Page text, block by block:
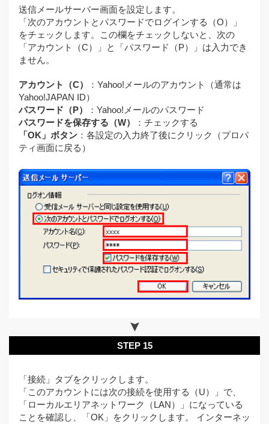
送信メールサーバー画面を設定します。
「次のアカウントとパスワードでログインする（O）」
をチェックします。この欄をチェックしないと、次の
「アカウント（C）」と「パスワード（P）」は入力でき
ません。
アカウント（C）
：Yahoo!メールのアカウント（通常は
Yahoo!JAPAN ID）
パスワード（P）
：Yahoo!メールのパスワード
パスワードを保存する（W）
：チェックする
「OK」ボタン ：各設定の入力終了後にクリック（プロパ
ティ画面に戻る）
STEP 15
「接続」タブをクリックします。
「このアカウントには次の接続を使用する（U）」で、
「ローカルエリアネットワーク（LAN）」になっている
ことを確認し、「OK」をクリックします。 インターネッ